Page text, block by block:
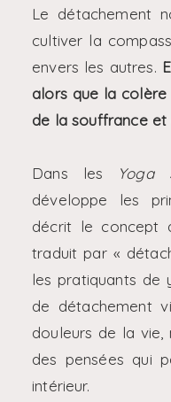
Le détachement
cultiver la
envers les autres.
alors que la
de la souffrance et
Dans les Yoga
développe les
décrit le concept
traduit par «
les pratiquants de
de détachement
douleurs de la vie,
des pensées qui
intérieur.